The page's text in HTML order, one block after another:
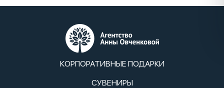
КОРПОРАТИВНЫЕ ПОДАРКИ
СУВЕНИРЫ